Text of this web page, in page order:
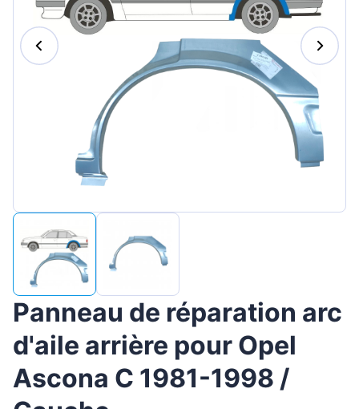
Magyar
Hrvatski
Panneau de réparation arc
d'aile arrière pour Opel
Ascona C 1981-1998 /